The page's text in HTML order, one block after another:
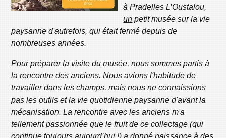
à Pradelles L’Oustalou,
un petit musée sur la vie
paysanne d'autrefois, qui était fermé depuis de
nombreuses années.
Pour préparer la visite du musée, nous sommes partis à
la rencontre des anciens. Nous avions l'habitude de
travailler dans les champs, mais nous ne connaissions
pas les outils et la vie quotidienne paysanne d'avant la
mécanisation.La rencontre avec les anciens m'a
tellement passionnée que le fruit de ce collectage (qui